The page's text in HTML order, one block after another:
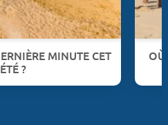
MINUTE CET
ÉTÉ ?
OÙ